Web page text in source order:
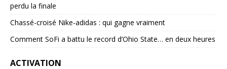
perdu la finale
Chassé-croisé Nike-adidas : qui gagne vraiment
Comment SoFi a battu le record d’Ohio State… en deux heures
ACTIVATION